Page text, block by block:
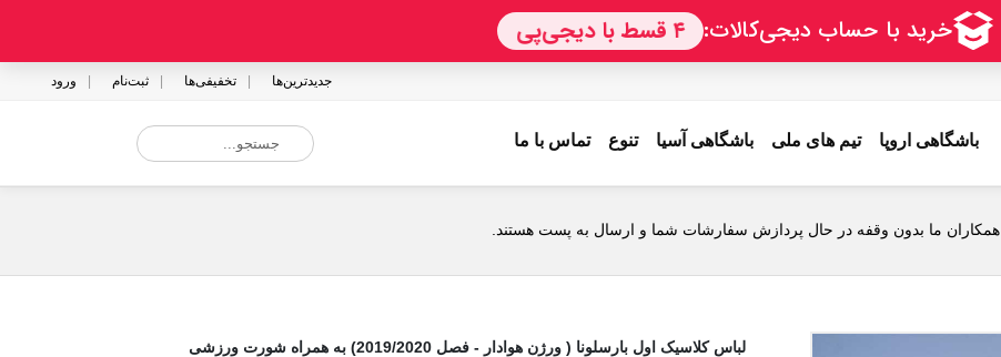
جدیدترین‌ها تخفیفی‌ها ثبت‌نام ورود
باشگاهی اروپا تیم های ملی باشگاهی آسیا تنوع تماس با ما
همکاران ما بدون وقفه در حال پردازش سفارشات شما و ارسال به پست هستند.
ارسال به سراسر ایران از طریق پست حتی روستاها
لباس کلاسیک اول بارسلونا ( ورژن هوادار - فصل 2019/2020) به همراه شورت ورزشی